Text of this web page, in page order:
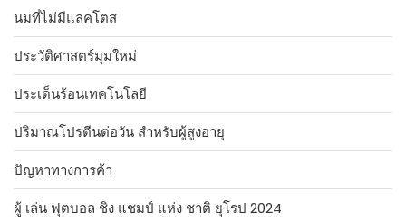
นมที่ไม่มีแลคโตส
ประวัติศาสตร์มุมใหม่
ประเด็นร้อนเทคโนโลยี
ปริมาณโปรตีนต่อวัน สำหรับผู้สูงอายุ
ปัญหาทางการค้า
ผู้ เล่น ฟุตบอล ชิง แชมป์ แห่ง ชาติ ยุโรป 2024